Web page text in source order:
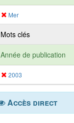
Mer
Mots clés
Année de publication
2003
Accès direct